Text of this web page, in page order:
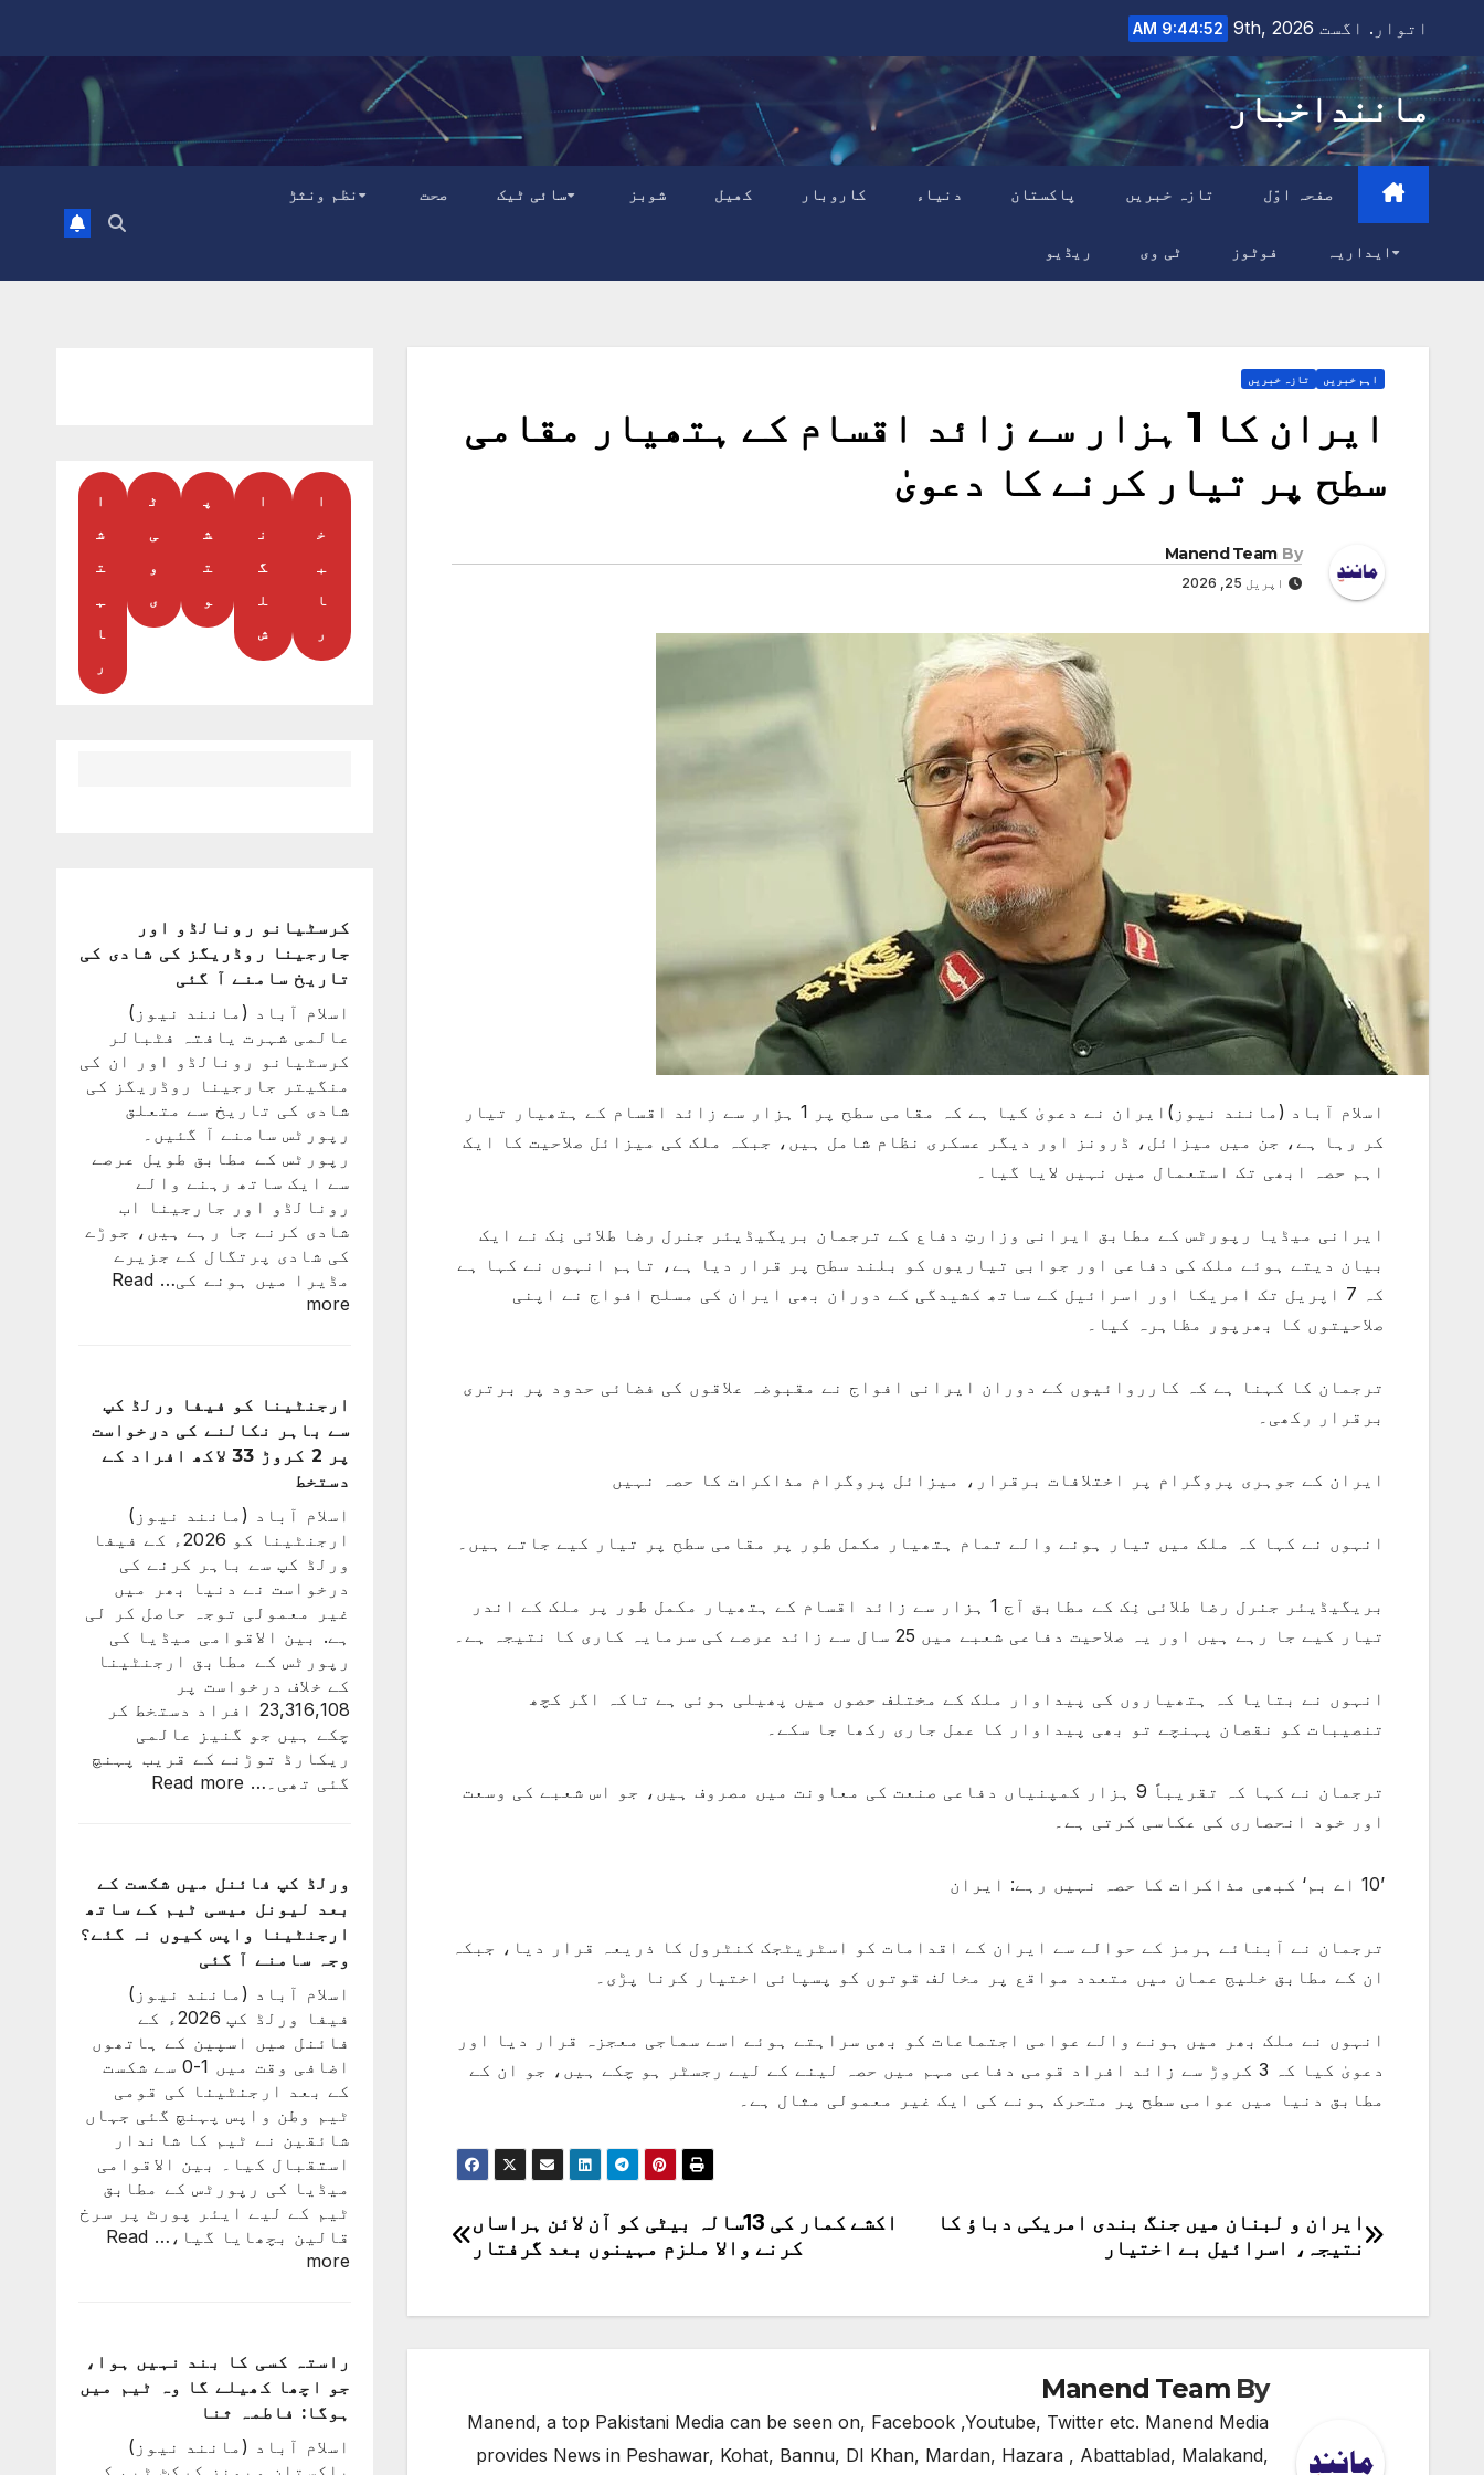
content
اتوار. اگست 9th, 2026 9:44:53 AM
ماننداخبار
صفحہ اوّل تازہ خبریں پاکستان دنیاء کاروبار کھیل شوبز سائی ٹیک صحت نظم ونثڑ
ایداریہ فوٹوز ٹی وی ریڈیو
اہم خبریں تازہ خبریں
ایران کا 1 ہزار سے زائد اقسام کے ہتھیار مقامی
سطح پر تیار کرنے کا دعویٰ
By
Manend Team
اپریل 25, 2026
اسلام آباد (مانند نیوز)ایران نے دعویٰ کیا ہے کہ مقامی سطح پر 1 ہزار سے زائد اقسام کے ہتھیار تیار
کر رہا ہے، جن میں میزائل، ڈرونز اور دیگر عسکری نظام شامل ہیں، جبکہ ملک کی میزائل صلاحیت کا ایک
اہم حصہ ابھی تک استعمال میں نہیں لایا گیا۔
ایرانی میڈیا رپورٹس کے مطابق ایرانی وزارتِ دفاع کے ترجمان بریگیڈیئر جنرل رضا طلائی نِک نے ایک
بیان دیتے ہوئے ملک کی دفاعی اور جوابی تیاریوں کو بلند سطح پر قرار دیا ہے، تاہم انہوں نے کہا ہے
کہ 7 اپریل تک امریکا اور اسرائیل کے ساتھ کشیدگی کے دوران بھی ایران کی مسلح افواج نے اپنی
صلاحیتوں کا بھرپور مظاہرہ کیا۔
ترجمان کا کہنا ہے کہ کارروائیوں کے دوران ایرانی افواج نے مقبوضہ علاقوں کی فضائی حدود پر برتری
برقرار رکھی۔
ایران کے جوہری پروگرام پر اختلافات برقرار، میزائل پروگرام مذاکرات کا حصہ نہیں
انہوں نے کہا کہ ملک میں تیار ہونے والے تمام ہتھیار مکمل طور پر مقامی سطح پر تیار کیے جاتے ہیں۔
بریگیڈیئر جنرل رضا طلائی نِک کے مطابق آج 1 ہزار سے زائد اقسام کے ہتھیار مکمل طور پر ملک کے اندر
تیار کیے جا رہے ہیں اور یہ صلاحیت دفاعی شعبے میں 25 سال سے زائد عرصے کی سرمایہ کاری کا نتیجہ ہے۔
انہوں نے بتایا کہ ہتھیاروں کی پیداوار ملک کے مختلف حصوں میں پھیلی ہوئی ہے تاکہ اگر کچھ
تنصیبات کو نقصان پہنچے تو بھی پیداوار کا عمل جاری رکھا جا سکے۔
ترجمان نے کہا کہ تقریباً 9 ہزار کمپنیاں دفاعی صنعت کی معاونت میں مصروف ہیں، جو اس شعبے کی وسعت
اور خود انحصاری کی عکاسی کرتی ہے۔
’10 اے بم‘ کبھی مذاکرات کا حصہ نہیں رہے: ایران
ترجمان نے آبنائے ہرمز کے حوالے سے ایران کے اقدامات کو اسٹریٹجک کنٹرول کا ذریعہ قرار دیا، جبکہ
ان کے مطابق خلیج عمان میں متعدد مواقع پر مخالف قوتوں کو پسپائی اختیار کرنا پڑی۔
انہوں نے ملک بھر میں ہونے والے عوامی اجتماعات کو بھی سراہتے ہوئے اسے سماجی معجزہ قرار دیا اور
دعویٰ کیا کہ 3 کروڑ سے زائد افراد قومی دفاعی مہم میں حصہ لینے کے لیے رجسٹر ہو چکے ہیں، جو ان کے
مطابق دنیا میں عوامی سطح پر متحرک ہونے کی ایک غیر معمولی مثال ہے۔
پوسٹوں
نیویگیشن
اکشے کمار کی 13سالہ بیٹی کو آن لائن ہراساں
کرنے والا ملزم مہینوں بعد گرفتار
ایران و لبنان میں جنگ بندی امریکی دباؤ کا
نتیجہ، اسرائیل بے اختیار
By
Manend Team
Manend, a top Pakistani Media can be seen on, Facebook ,Youtube, Twitter etc. Manend Media
provides News in Peshawar, Kohat, Bannu, DI Khan, Mardan, Hazara , Abattablad, Malakand,
ا
خ
ب
ا
ر
ا
ن
گ
ل
ش
پ
ش
ت
و
ٹ
ی
و
ی
ا
ش
ت
ہ
ا
ر
کرسٹیانو رونالڈو اور
جارجینا روڈریگز کی شادی کی
تاریخ سامنے آ گئی
اسلام آباد (مانند نیوز)
عالمی شہرت یافتہ فٹبالر
کرسٹیانو رونالڈو اور ان کی
منگیتر جارجینا روڈریگز کی
شادی کی تاریخ سے متعلق
رپورٹس سامنے آ گئیں۔
رپورٹس کے مطابق طویل عرصے
سے ایک ساتھ رہنے والے
رونالڈو اور جارجینا اب
شادی کرنے جا رہے ہیں، جوڑے
کی شادی پرتگال کے جزیرے
مڈیرا میں ہونے کی… Read
more
جارجینا
روڈریگز
کی
شادی
تاریخ
سامنے
آ
گئی
ارجنٹینا کو فیفا ورلڈ کپ
سے باہر نکالنے کی درخواست
پر 2 کروڑ 33 لاکھ افراد کے
دستخط
اسلام آباد (مانند نیوز)
ارجنٹینا کو 2026ء کے فیفا
ورلڈ کپ سے باہر کرنے کی
درخواست نے دنیا بھر میں
غیر معمولی توجہ حاصل کر لی
ہے. بین الاقوامی میڈیا کی
رپورٹس کے مطابق ارجنٹینا
کے خلاف درخواست پر
23,316,108 افراد دستخط کر
چکے ہیں جو گنیز عالمی
ریکارڈ توڑنے کے قریب پہنچ
گئی تھی۔… Read more
ورلڈ
کپ
سے
کی
درخواست
پر
2
کروڑ
33
لاکھ
افراد
کے
دستخط
ورلڈ کپ فائنل میں شکست کے
بعد لیونل میسی ٹیم کے ساتھ
ارجنٹینا واپس کیوں نہ گئے؟
وجہ سامنے آ گئی
اسلام آباد (مانند نیوز)
فیفا ورلڈ کپ 2026ء کے
فائنل میں اسپین کے ہاتھوں
اضافی وقت میں 1-0 سے شکست
کے بعد ارجنٹینا کی قومی
ٹیم وطن واپس پہنچ گئی جہاں
شائقین نے ٹیم کا شاندار
استقبال کیا۔ بین الاقوامی
میڈیا کی رپورٹس کے مطابق
ٹیم کے لیے ایئر پورٹ پر سرخ
قالین بچھایا گیا،… Read
more
میں
شکست
کے
لیونل
راستہ کسی کا بند نہیں ہوا،
جو اچھا کھیلے گا وہ ٹیم میں
ہوگا: فاطمہ ثنا
اسلام آباد (مانند نیوز)